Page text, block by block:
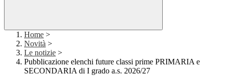
Home >
Novità >
Le notizie >
Pubblicazione elenchi future classi prime PRIMARIA e
SECONDARIA di I grado a.s. 2026/27